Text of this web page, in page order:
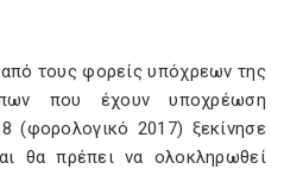
τους φορείς υπόχρεων της
που έχουν υποχρέωση
2017) ξεκίνησε
θα πρέπει να ολοκληρωθεί